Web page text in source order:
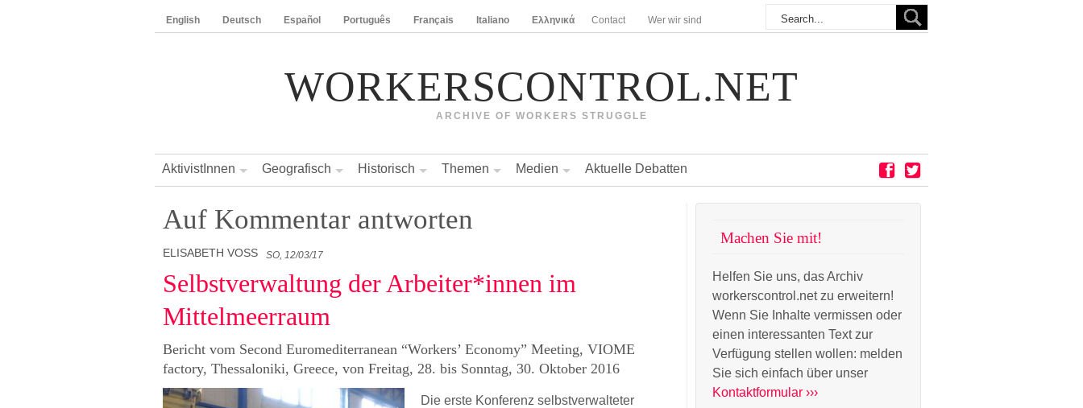
English Deutsch Español Português Français Italiano Ελληνικά Contact Wer wir sind
WORKERSCONTROL.NET
ARCHIVE OF WORKERS STRUGGLE
AktivistInnen Geografisch Historisch Themen Medien Aktuelle Debatten
Auf Kommentar antworten
ELISABETH VOSS SO, 12/03/17
Selbstverwaltung der Arbeiter*innen im
Mittelmeerraum
Bericht vom Second Euromediterranean “Workers’ Economy” Meeting, VIOME
factory, Thessaloniki, Greece, von Freitag, 28. bis Sonntag, 30. Oktober 2016
Die erste Konferenz selbstverwalteter
Machen Sie mit!
Helfen Sie uns, das Archiv
workerscontrol.net zu erweitern!
Wenn Sie Inhalte vermissen oder
einen interessanten Text zur
Verfügung stellen wollen: melden
Sie sich einfach über unser
Kontaktformular ›››